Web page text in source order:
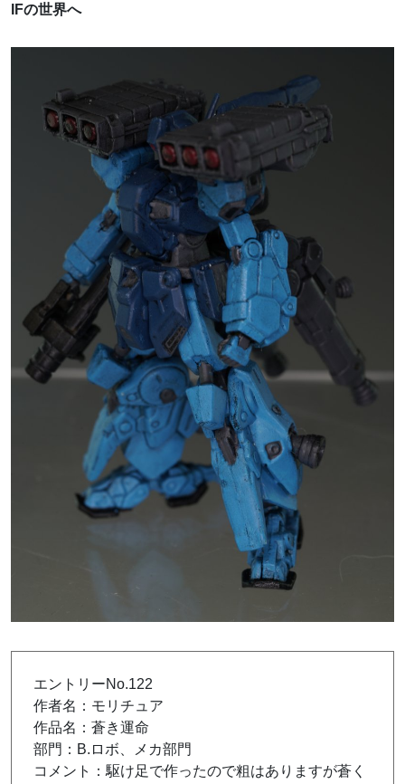
IFの世界へ
エントリーNo.122
作者名：モリチュア
作品名：蒼き運命
部門：B.ロボ、メカ部門
コメント：駆け足で作ったので粗はありますが蒼く